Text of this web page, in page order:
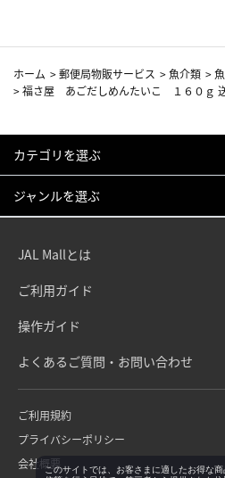
ホーム >郵便局物販サービス >魚介類 >
>福さ屋 あごだしめんたいこ １６０ｇ
カテゴリを選ぶ
ジャンルを選ぶ
JAL Mallとは
ご利用ガイド
操作ガイド
よくあるご質問・お問い合わせ
ご利用規約
プライバシーポリシー
会社概要このサイトでは、お客さまに適したお得な